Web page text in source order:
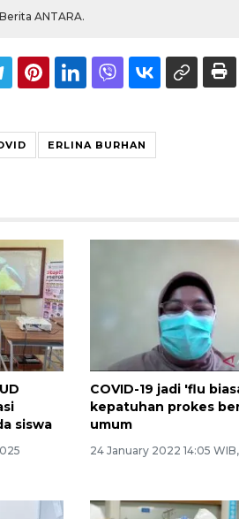
ANTARA.
ERLINA BURHAN
siswa
COVID-19 jadi 'flu
kepatuhan prokes
umum
24 January 2022 14:05